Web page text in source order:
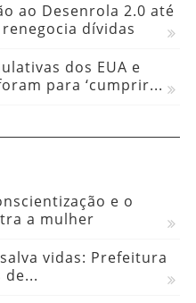
ao Desenrola 2.0 até
dívidas
dos EUA e
para ‘cumprir...
e o
a mulher
vidas: Prefeitura
de...